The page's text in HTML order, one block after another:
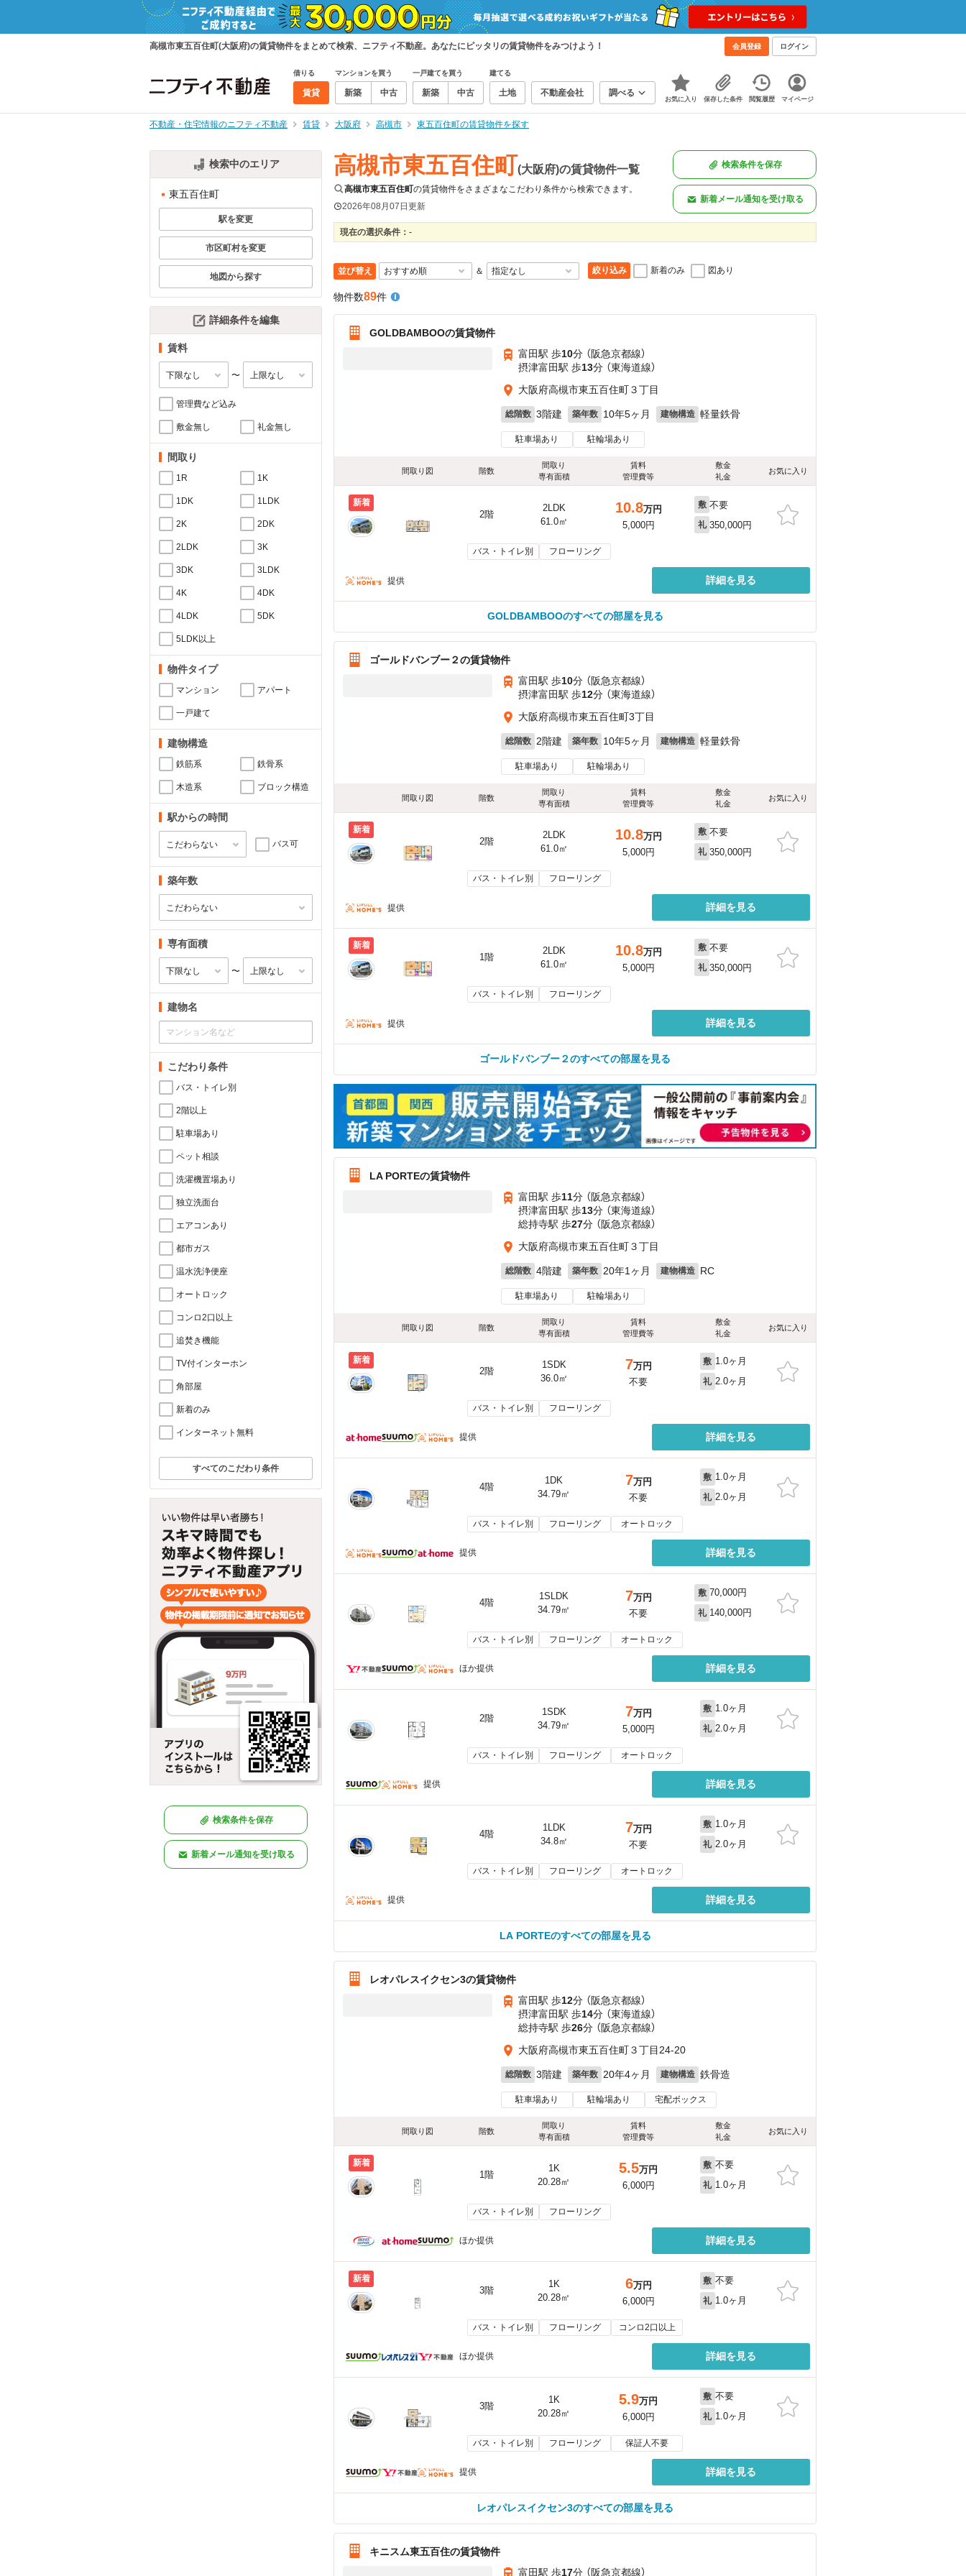
高槻市東五百住町(大阪府)の賃貸物件をまとめて検索、ニフティ不動産。あなたにピッタリの賃貸物件をみつけよう！ 会員登録 ログイン
借りる
賃貸
マンションを買う
新築 中古
一戸建てを買う
新築 中古
建てる
土地 不動産会社 調べる
お気に入り 保存した条件 閲覧履歴 マイページ
不動産・住宅情報のニフティ不動産 賃貸 大阪府 高槻市 東五百住町の賃貸物件を探す
検索中のエリア
東五百住町
駅を変更
市区町村を変更
地図から探す
詳細条件を編集
賃料
〜
管理費など込み
敷金無し 礼金無し
間取り
1R 1K
1DK 1LDK
2K 2DK
2LDK 3K
3DK 3LDK
4K 4DK
4LDK 5DK
5LDK以上
物件タイプ
マンション アパート
一戸建て
建物構造
鉄筋系 鉄骨系
木造系 ブロック構造
駅からの時間
バス可
築年数
専有面積
〜
建物名
こだわり条件
バス・トイレ別
2階以上
駐車場あり
ペット相談
洗濯機置場あり
独立洗面台
エアコンあり
都市ガス
温水洗浄便座
オートロック
コンロ2口以上
追焚き機能
TV付インターホン
角部屋
新着のみ
インターネット無料
すべてのこだわり条件
検索条件を保存
新着メール通知を受け取る
高槻市東五百住町(大阪府)の賃貸物件一覧
高槻市東五百住町の賃貸物件をさまざまなこだわり条件から検索できます。
2026年08月07日更新
検索条件を保存
新着メール通知を受け取る
現在の選択条件： -
並び替え ＆ 絞り込み 新着のみ 図あり
物件数89件
GOLDBAMBOOの賃貸物件
富田駅 歩10分 （阪急京都線）
摂津富田駅 歩13分 （東海道線）
大阪府高槻市東五百住町３丁目
総階数 3階建 築年数 10年5ヶ月 建物構造 軽量鉄骨
駐車場あり 駐輪場あり
間取り図 階数
間取り
専有面積
賃料
管理費等
敷金
礼金
お気に入り
新着
2階
2LDK
61.0㎡
10.8万円
5,000円
敷 不要
礼 350,000円
バス・トイレ別 フローリング
提供 詳細を見る
GOLDBAMBOOのすべての部屋を見る
ゴールドバンブー２の賃貸物件
富田駅 歩10分 （阪急京都線）
摂津富田駅 歩12分 （東海道線）
大阪府高槻市東五百住町3丁目
総階数 2階建 築年数 10年5ヶ月 建物構造 軽量鉄骨
駐車場あり 駐輪場あり
間取り図 階数
間取り
専有面積
賃料
管理費等
敷金
礼金
お気に入り
新着
2階
2LDK
61.0㎡
10.8万円
5,000円
敷 不要
礼 350,000円
バス・トイレ別 フローリング
提供 詳細を見る
新着
1階
2LDK
61.0㎡
10.8万円
5,000円
敷 不要
礼 350,000円
バス・トイレ別 フローリング
提供 詳細を見る
ゴールドバンブー２のすべての部屋を見る
LA PORTEの賃貸物件
富田駅 歩11分 （阪急京都線）
摂津富田駅 歩13分 （東海道線）
総持寺駅 歩27分 （阪急京都線）
大阪府高槻市東五百住町３丁目
総階数 4階建 築年数 20年1ヶ月 建物構造 RC
駐車場あり 駐輪場あり
間取り図 階数
間取り
専有面積
賃料
管理費等
敷金
礼金
お気に入り
新着
2階
1SDK
36.0㎡
7万円
不要
敷 1.0ヶ月
礼 2.0ヶ月
バス・トイレ別 フローリング
提供 詳細を見る
4階
1DK
34.79㎡
7万円
不要
敷 1.0ヶ月
礼 2.0ヶ月
バス・トイレ別 フローリング オートロック
提供 詳細を見る
4階
1SLDK
34.79㎡
7万円
不要
敷 70,000円
礼 140,000円
バス・トイレ別 フローリング オートロック
ほか提供 詳細を見る
2階
1SDK
34.79㎡
7万円
5,000円
敷 1.0ヶ月
礼 2.0ヶ月
バス・トイレ別 フローリング オートロック
提供 詳細を見る
4階
1LDK
34.8㎡
7万円
不要
敷 1.0ヶ月
礼 2.0ヶ月
バス・トイレ別 フローリング オートロック
提供 詳細を見る
LA PORTEのすべての部屋を見る
レオパレスイクセン3の賃貸物件
富田駅 歩12分 （阪急京都線）
摂津富田駅 歩14分 （東海道線）
総持寺駅 歩26分 （阪急京都線）
大阪府高槻市東五百住町３丁目24-20
総階数 3階建 築年数 20年4ヶ月 建物構造 鉄骨造
駐車場あり 駐輪場あり 宅配ボックス
間取り図 階数
間取り
専有面積
賃料
管理費等
敷金
礼金
お気に入り
新着
1階
1K
20.28㎡
5.5万円
6,000円
敷 不要
礼 1.0ヶ月
バス・トイレ別 フローリング
ほか提供 詳細を見る
新着
3階
1K
20.28㎡
6万円
6,000円
敷 不要
礼 1.0ヶ月
バス・トイレ別 フローリング コンロ2口以上
ほか提供 詳細を見る
3階
1K
20.28㎡
5.9万円
6,000円
敷 不要
礼 1.0ヶ月
バス・トイレ別 フローリング 保証人不要
提供 詳細を見る
レオパレスイクセン3のすべての部屋を見る
キニスム東五百住の賃貸物件
富田駅 歩17分 （阪急京都線）